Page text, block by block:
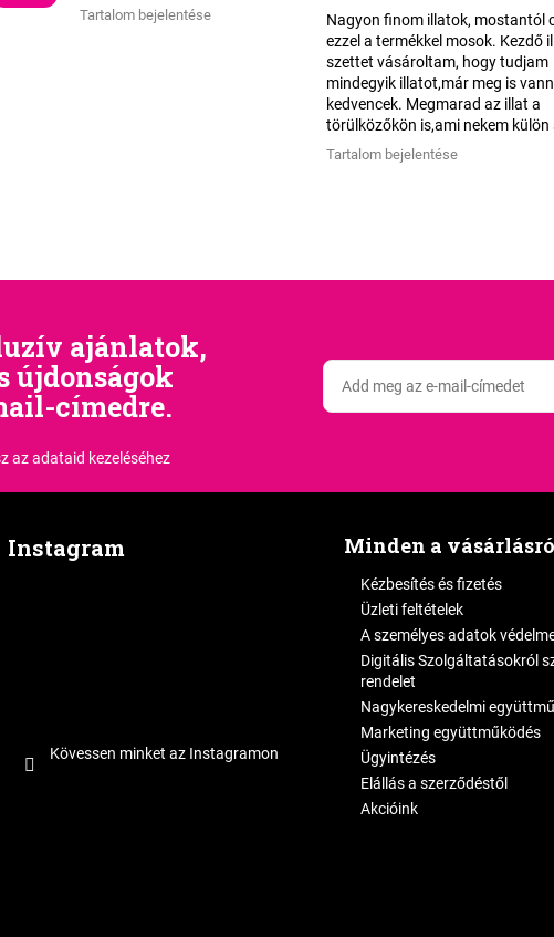
Tartalom bejelentése
Nagyon finom illatok, mostantól
ezzel a termékkel mosok. Kezdő
szettet vásároltam, hogy tudjam
mindegyik illatot,már meg is
kedvencek. Megmarad az illat a
törülközőkön is,ami nekem
Tartalom bejelentése
ajánlatok,
újdonságok
címedre.
az adataid kezeléséhez
Instagram
Kövessen minket az Instagramon
Minden a
Kézbesítés és fizetés
Üzleti feltételek
A személyes adatok
Digitális Szolgáltatásokról
rendelet
Nagykereskedelmi
Marketing együttműködés
Ügyintézés
Elállás a szerződéstől
Akcióink